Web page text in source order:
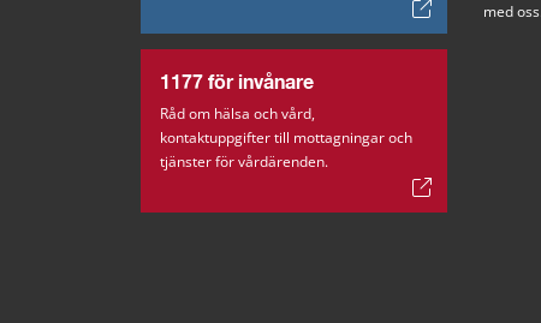
1177 för invånare
Råd om hälsa och vård,
kontaktuppgifter till mottagningar och
tjänster för vårdärenden.
med